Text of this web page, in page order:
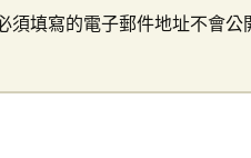
須填寫的電子郵件地址不會公